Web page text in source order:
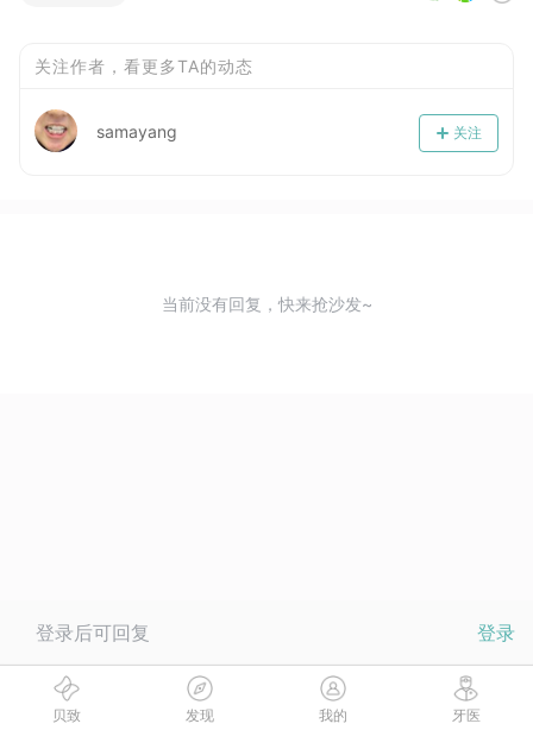
关注作者，看更多TA的动态
关注
samayang
当前没有回复，快来抢沙发~
登录后可回复 登录
贝致 发现 我的 牙医